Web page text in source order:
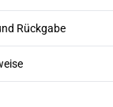
Rückgabe